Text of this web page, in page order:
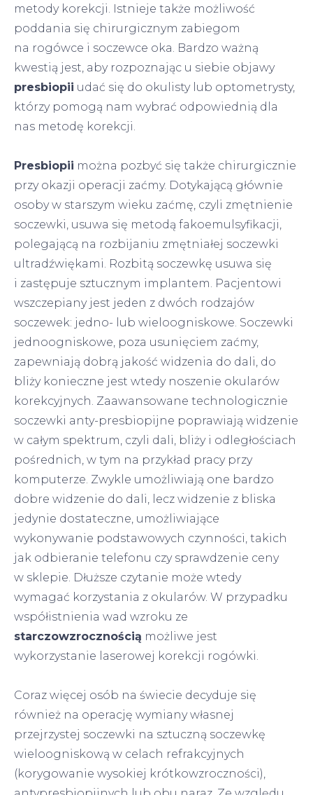
metody korekcji. Istnieje także możliwość
poddania się chirurgicznym zabiegom
na rogówce i soczewce oka. Bardzo ważną
kwestią jest, aby rozpoznając u siebie objawy
presbiopii udać się do okulisty lub optometrysty,
którzy pomogą nam wybrać odpowiednią dla
nas metodę korekcji.
Presbiopii można pozbyć się także chirurgicznie
przy okazji operacji zaćmy. Dotykającą głównie
osoby w starszym wieku zaćmę, czyli zmętnienie
soczewki, usuwa się metodą fakoemulsyfikacji,
polegającą na rozbijaniu zmętniałej soczewki
ultradźwiękami. Rozbitą soczewkę usuwa się
i zastępuje sztucznym implantem. Pacjentowi
wszczepiany jest jeden z dwóch rodzajów
soczewek: jedno- lub wieloogniskowe. Soczewki
jednoogniskowe, poza usunięciem zaćmy,
zapewniają dobrą jakość widzenia do dali, do
bliży konieczne jest wtedy noszenie okularów
korekcyjnych. Zaawansowane technologicznie
soczewki anty-presbiopijne poprawiają widzenie
w całym spektrum, czyli dali, bliży i odległościach
pośrednich, w tym na przykład pracy przy
komputerze. Zwykle umożliwiają one bardzo
dobre widzenie do dali, lecz widzenie z bliska
jedynie dostateczne, umożliwiające
wykonywanie podstawowych czynności, takich
jak odbieranie telefonu czy sprawdzenie ceny
w sklepie. Dłuższe czytanie może wtedy
wymagać korzystania z okularów. W przypadku
współistnienia wad wzroku ze
starczowzrocznością możliwe jest
wykorzystanie laserowej korekcji rogówki.
Coraz więcej osób na świecie decyduje się
również na operację wymiany własnej
przejrzystej soczewki na sztuczną soczewkę
wieloogniskową w celach refrakcyjnych
(korygowanie wysokiej krótkowzroczności),